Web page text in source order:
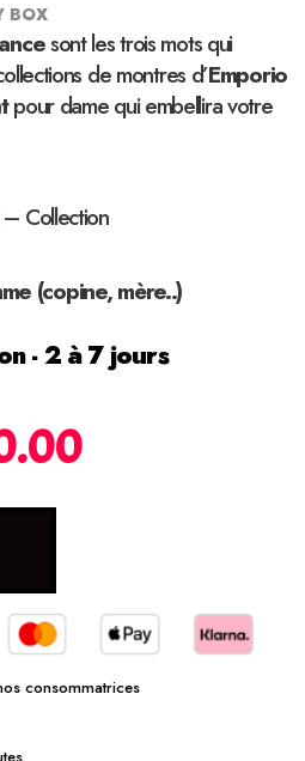
BOX
sont les trois mots qui
de montres d’Emporio
pour dame qui embellira votre
Collection
(copine, mère..)
- 2 à 7 jours
consommatrices